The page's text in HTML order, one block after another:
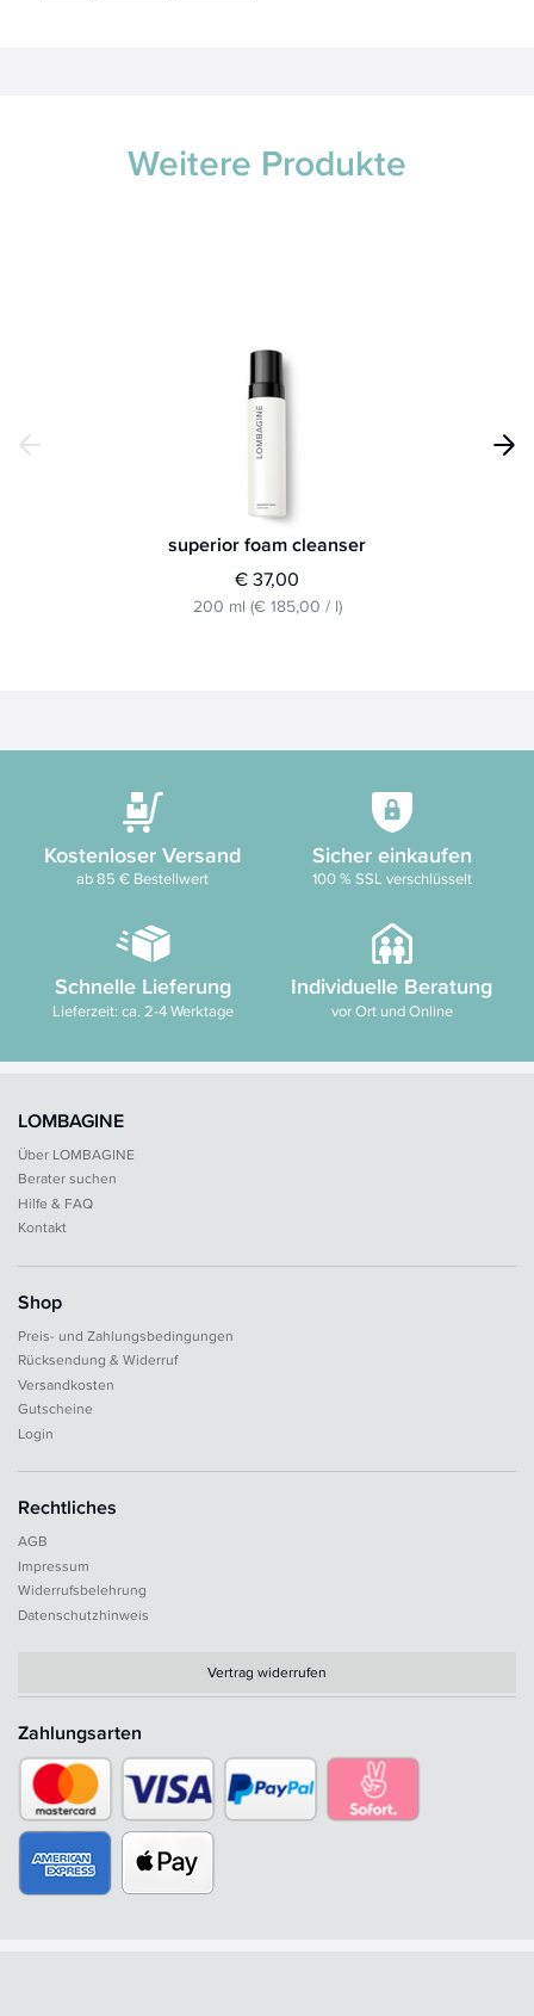
Weitere Produkte
superior foam cleanser
€ 37,00
200 ml (€ 185,00 / l)
Kostenloser Versand
ab 85 € Bestellwert
Sicher einkaufen
100 % SSL verschlüsselt
Schnelle Lieferung
Lieferzeit: ca. 2-4 Werktage
Individuelle Beratung
vor Ort und Online
LOMBAGINE
Über LOMBAGINE
Berater suchen
Hilfe & FAQ
Kontakt
Shop
Preis- und Zahlungsbedingungen
Rücksendung & Widerruf
Versandkosten
Gutscheine
Login
Rechtliches
AGB
Impressum
Widerrufsbelehrung
Datenschutzhinweis
Vertrag widerrufen
Zahlungsarten